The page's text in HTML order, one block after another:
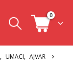
0
, UMACI, AJVAR